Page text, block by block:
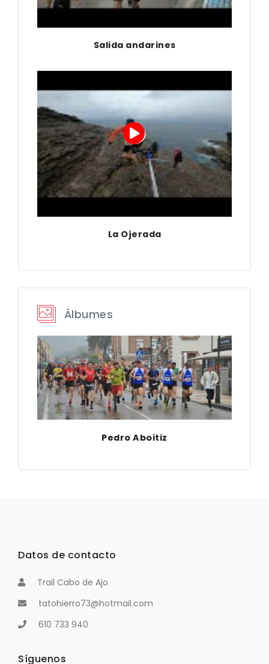
Salida andarines
La Ojerada
Álbumes
Pedro Aboitiz
Datos de contacto
Trail Cabo de Ajo
tatohierro73@hotmail.com
610 733 940
Síguenos